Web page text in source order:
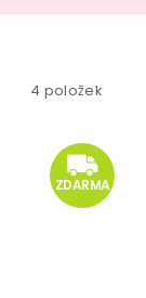
4 položek
ZDARMA